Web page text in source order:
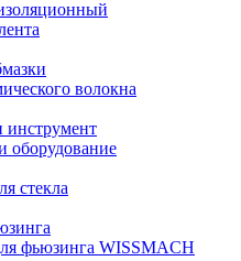
волокна
инструмент
оборудование
стекла
фьюзинга WISSMACH